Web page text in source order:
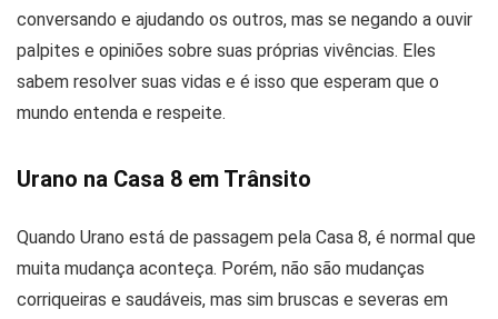
conversando e ajudando os outros, mas se negando a ouvir
palpites e opiniões sobre suas próprias vivências. Eles
sabem resolver suas vidas e é isso que esperam que o
mundo entenda e respeite.
Urano na Casa 8 em Trânsito
Quando Urano está de passagem pela Casa 8, é normal que
muita mudança aconteça. Porém, não são mudanças
corriqueiras e saudáveis, mas sim bruscas e severas em